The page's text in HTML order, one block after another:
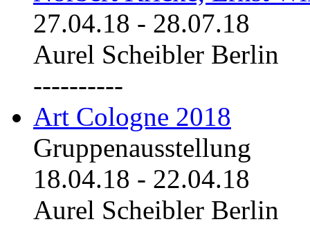
27.04.18 - 28.07.18
Aurel Scheibler Berlin
----------
Art Cologne 2018
Gruppenausstellung
18.04.18 - 22.04.18
Aurel Scheibler Berlin